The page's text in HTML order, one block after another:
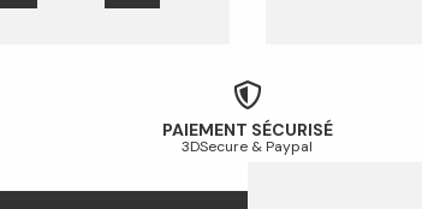
PAIEMENT SÉCURISÉ
3DSecure & Paypal